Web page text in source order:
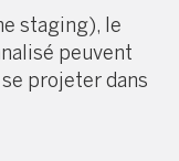
staging), le
peuvent
projeter dans